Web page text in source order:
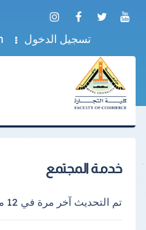
تسجيل الدخول
خدمة المجتمع
تم التحديث آخر مرة في 12 مايو 2024